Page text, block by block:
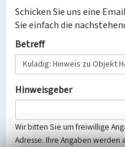
Schicken Sie uns eine
Sie einfach die
Betreff
Hinweisgeber
Wir bitten Sie um freiwillige
Adresse. Ihre Angaben werden